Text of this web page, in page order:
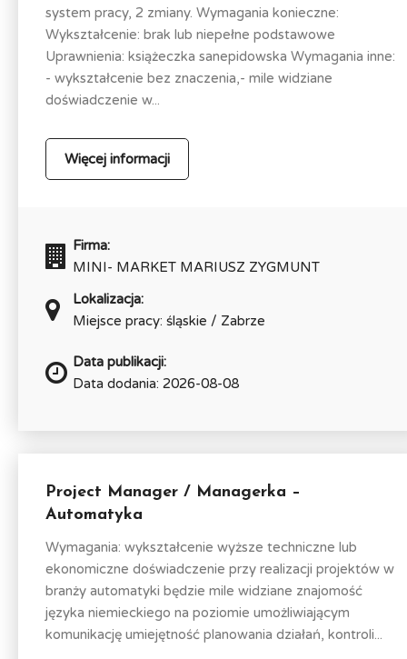
system pracy, 2 zmiany. Wymagania konieczne:
Wykształcenie: brak lub niepełne podstawowe
Uprawnienia: książeczka sanepidowska Wymagania inne:
- wykształcenie bez znaczenia,- mile widziane
doświadczenie w...
Więcej informacji
Firma:
MINI- MARKET MARIUSZ ZYGMUNT
Lokalizacja:
Miejsce pracy: śląskie / Zabrze
Data publikacji:
Data dodania: 2026-08-08
Project Manager / Managerka –
Automatyka
Wymagania: wykształcenie wyższe techniczne lub
ekonomiczne doświadczenie przy realizacji projektów w
branży automatyki będzie mile widziane znajomość
języka niemieckiego na poziomie umożliwiającym
komunikację umiejętność planowania działań, kontroli...